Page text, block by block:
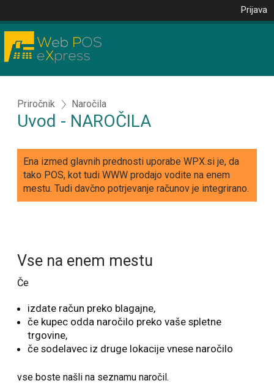
Prijava
Priročnik Naročila
Uvod - NAROČILA
Ena izmed glavnih prednosti uporabe WPX.si je, da
tako POS, kot tudi WWW prodajo vodite na enem
mestu. Tudi davčno potrjevanje računov je integrirano.
Vse na enem mestu
Če
izdate račun preko blagajne,
če kupec odda naročilo preko vaše spletne
trgovine,
če sodelavec iz druge lokacije vnese naročilo
vse boste našli na seznamu naročil.